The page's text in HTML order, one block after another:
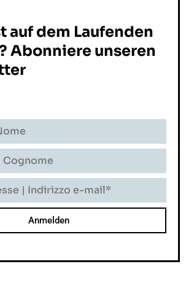
auf dem Laufenden
Abonniere unseren